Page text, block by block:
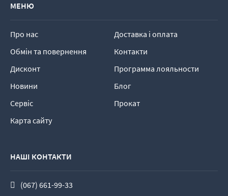
МЕНЮ
Про нас
Доставка і оплата
Обмін та повернення
Контакти
Дисконт
Программа лояльности
Новини
Блог
Сервіс
Прокат
Карта сайту
НАШІ КОНТАКТИ
(067) 661-99-33